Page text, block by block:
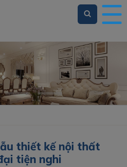
Loading...
thiết kế nội thất
tiện nghi